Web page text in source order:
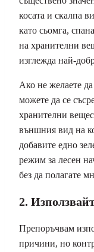
косата и скалпа
като сьомга,
на хранителни
изглежда най-
Ако не желаете
можете да се
хранителни
външния вид на
добавите едно
режим за лесен
без да полагате
2.
Препоръчвам
причини, но